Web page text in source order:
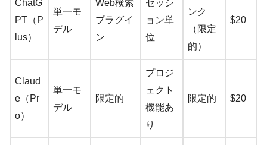
ChatG
PT（P
lus）
単一モ
デル
Web検索
プラグイ
ン
セッシ
ョン単
位
ンク
（限定
的）
$20
Claud
e（Pr
o）
単一モ
デル
限定的
プロジ
ェクト
機能あ
り
限定的 $20